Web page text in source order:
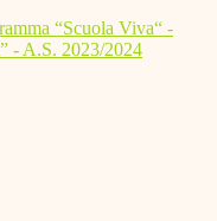
“Scuola Viva“ -
- A.S. 2023/2024